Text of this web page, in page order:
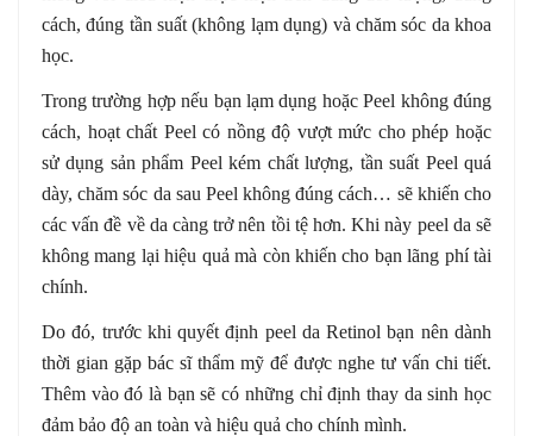
cách, đúng tần suất (không lạm dụng) và chăm sóc da khoa
học.
Trong trường hợp nếu bạn lạm dụng hoặc Peel không đúng
cách, hoạt chất Peel có nồng độ vượt mức cho phép hoặc
sử dụng sản phẩm Peel kém chất lượng, tần suất Peel quá
dày, chăm sóc da sau Peel không đúng cách… sẽ khiến cho
các vấn đề về da càng trở nên tồi tệ hơn. Khi này peel da sẽ
không mang lại hiệu quả mà còn khiến cho bạn lãng phí tài
chính.
Do đó, trước khi quyết định peel da Retinol bạn nên dành
thời gian gặp bác sĩ thẩm mỹ để được nghe tư vấn chi tiết.
Thêm vào đó là bạn sẽ có những chỉ định thay da sinh học
đảm bảo độ an toàn và hiệu quả cho chính mình.